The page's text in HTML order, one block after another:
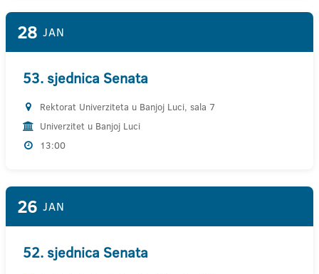
28 JAN
53. sjednica Senata
Rektorat Univerziteta u Banjoj Luci, sala 7
Univerzitet u Banjoj Luci
13:00
26 JAN
52. sjednica Senata